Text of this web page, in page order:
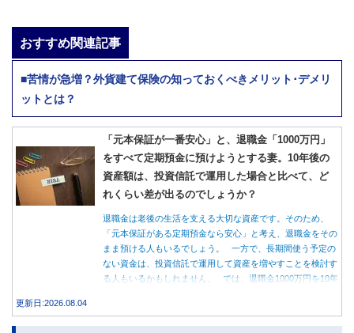
おすすめ関連記事
■苦情が急増？外貨建て保険の知っておくべきメリット･デメリ
ットとは？
「元本保証が一番安心」と、退職金「1000万円」
をすべて定期預金に預けようとする妻。10年後の
資産額は、投資信託で運用した場合と比べて、ど
れくらい差が出るのでしょうか？
退職金は老後の生活を支える大切な資産です。そのため、
「元本保証がある定期預金なら安心」と考え、退職金をその
まま預ける人もいるでしょう。 一方で、長期間使う予定の
ない資金は、投資信託で運用して資産を増やすことを検討す
る人もいるかもしれません。 では、退職金1000万円を10年
更新日:2026.08.04